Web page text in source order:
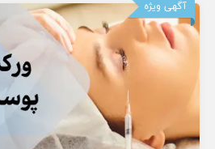
آگهی ویژه